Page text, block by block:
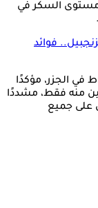
مستوى السكر في
فوائد
في الجزر، مؤكدًا
منه فقط، مشددًا
على جميع